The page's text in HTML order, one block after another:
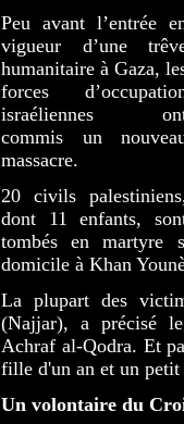
Peu avant l’entrée
vigueur d’une
humanitaire à Gaza,
forces
israéliennes
commis un
massacre.
20 civils
dont 11 enfants,
tombés en martyre
domicile à Khan
La plupart des
(Najjar), a précisé le
Achraf al-Qodra. Et
fille d'un an et un petit
Un volontaire du